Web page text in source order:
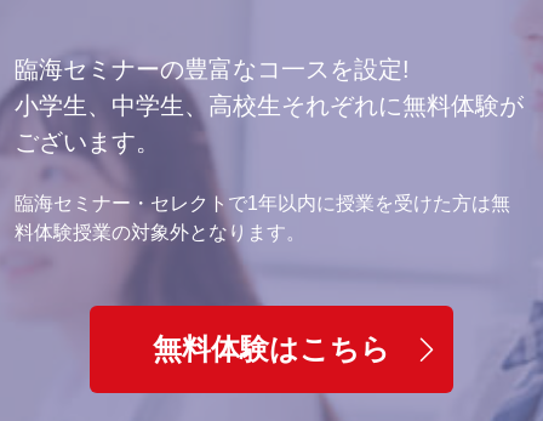
臨海セミナーの豊富なコ一スを設定!
小学生、中学生、高校生それぞれに無料体験が
ございます。
臨海セミナー・セレクトで1年以内に授業を受けた方は無
料体験授業の対象外となります。
無料体験はこちら